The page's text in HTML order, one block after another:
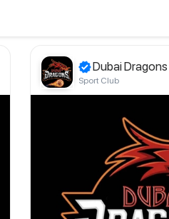
Dubai Dragons
Sport Club